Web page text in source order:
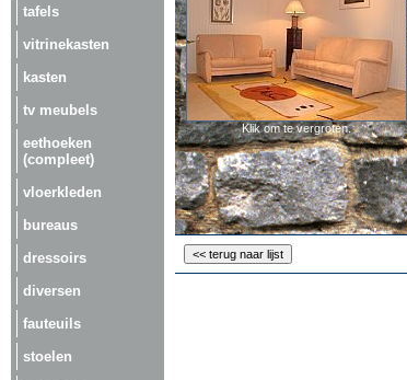
tafels
vitrinekasten
kasten
tv meubels
eethoeken
(compleet)
vloerkleden
bureaus
dressoirs
diversen
fauteuils
stoelen
Klik om te vergroten.